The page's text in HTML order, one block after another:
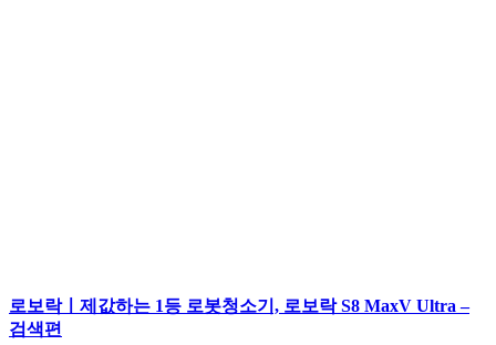
로보락ㅣ제값하는 1등 로봇청소기, 로보락 S8 MaxV Ultra –
검색편